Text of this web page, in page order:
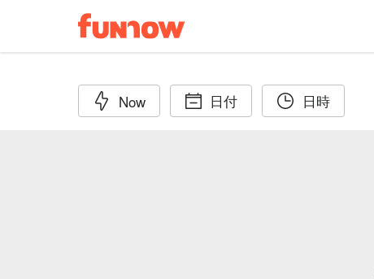
Now 日付 日時